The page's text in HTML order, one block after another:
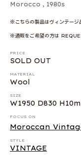
Morocco , 1980s
※こちらの製品はヴィンテージ
※通販をご希望の方は
PRICE
SOLD OUT
MATERIAL
Wool
SIZE
W1950 D830
FOCUS ON
Moroccan
STYLE
VINTAGE